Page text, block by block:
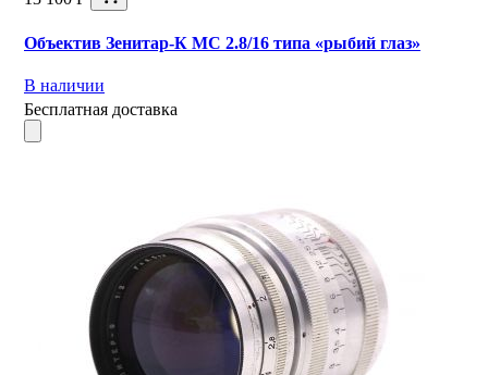
Объектив Зенитар-К МС 2.8/16 типа «рыбий глаз»
В наличии
Бесплатная доставка